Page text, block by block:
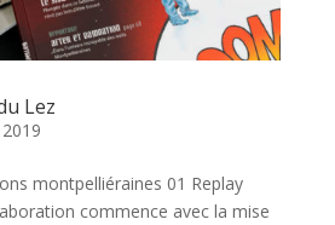
Lez
montpelliéraines 01 Replay
commence avec la mise